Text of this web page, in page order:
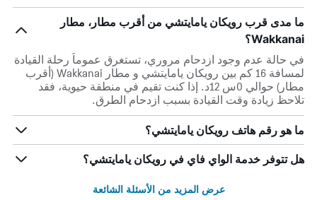
ما مدى قرب رويكان يامايتشي من أقرب مطار، مطار
Wakkanai؟
في حالة عدم وجود ازدحام مروري، تستغرق عموماً رحلة القيادة
لمسافة 16 كم بين رويكان يامايتشي و مطار Wakkanai (أقرب
مطار) حوالي 0س 12د. إذا كنت تقيم في منطقة حيوية، فقد
تلاحظ زيادة وقت القيادة بسبب ازدحام الطرق.
ما هو رقم هاتف رويكان يامايتشي؟
هل تتوفر خدمة الواي فاي في رويكان يامايتشي؟
عرض المزيد من الأسئلة الشائعة